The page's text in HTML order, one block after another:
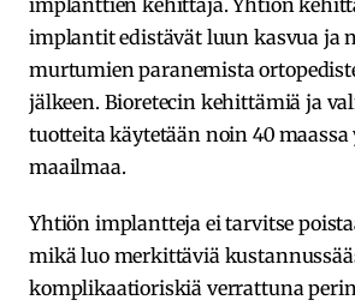
implantit edistävät luun kasvua ja
murtumien paranemista
jälkeen. Bioretecin kehittämiä ja
tuotteita käytetään noin 40
maailmaa.
Yhtiön implantteja ei tarvitse
mikä luo merkittäviä
komplikaatioriskiä verrattuna